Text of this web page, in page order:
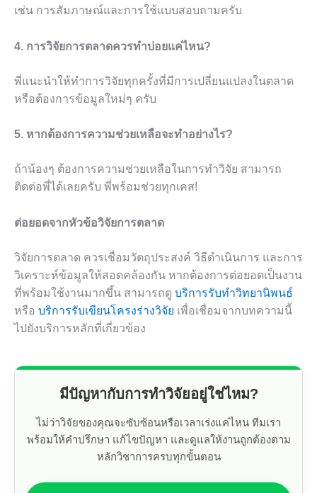
เช่น การสัมภาษณ์และการใช้แบบสอบถามครับ
4. การวิจัยการตลาดควรทำบ่อยแค่ไหน?
พี่แนะนำให้ทำการวิจัยทุกครั้งที่มีการเปลี่ยนแปลงในตลาด
หรือต้องการข้อมูลใหม่ๆ ครับ
5. หากต้องการความช่วยเหลือจะทำอย่างไร?
ถ้าน้องๆ ต้องการความช่วยเหลือในการทำวิจัย สามารถ
ติดต่อพี่ได้เลยครับ พี่พร้อมช่วยทุกเคส!
ต่อยอดจากหัวข้อวิจัยการตลาด
วิจัยการตลาด ควรเชื่อมวัตถุประสงค์ วิธีดำเนินการ และการ
วิเคราะห์ข้อมูลให้สอดคล้องกัน หากต้องการต่อยอดเป็นงาน
ที่พร้อมใช้งานมากขึ้น สามารถดู บริการรับทำวิทยานิพนธ์
หรือ บริการรับเขียนโครงร่างวิจัย เพื่อเชื่อมจากบทความนี้
ไปยังบริการหลักที่เกี่ยวข้อง
มีปัญหากับการทำวิจัยอยู่ใช่ไหม?
ไม่ว่าวิจัยของคุณจะซับซ้อนหรือเวลาเร่งแค่ไหน ทีมเรา
พร้อมให้คำปรึกษา แก้ไขปัญหา และดูแลให้งานถูกต้องตาม
หลักวิชาการครบทุกขั้นตอน